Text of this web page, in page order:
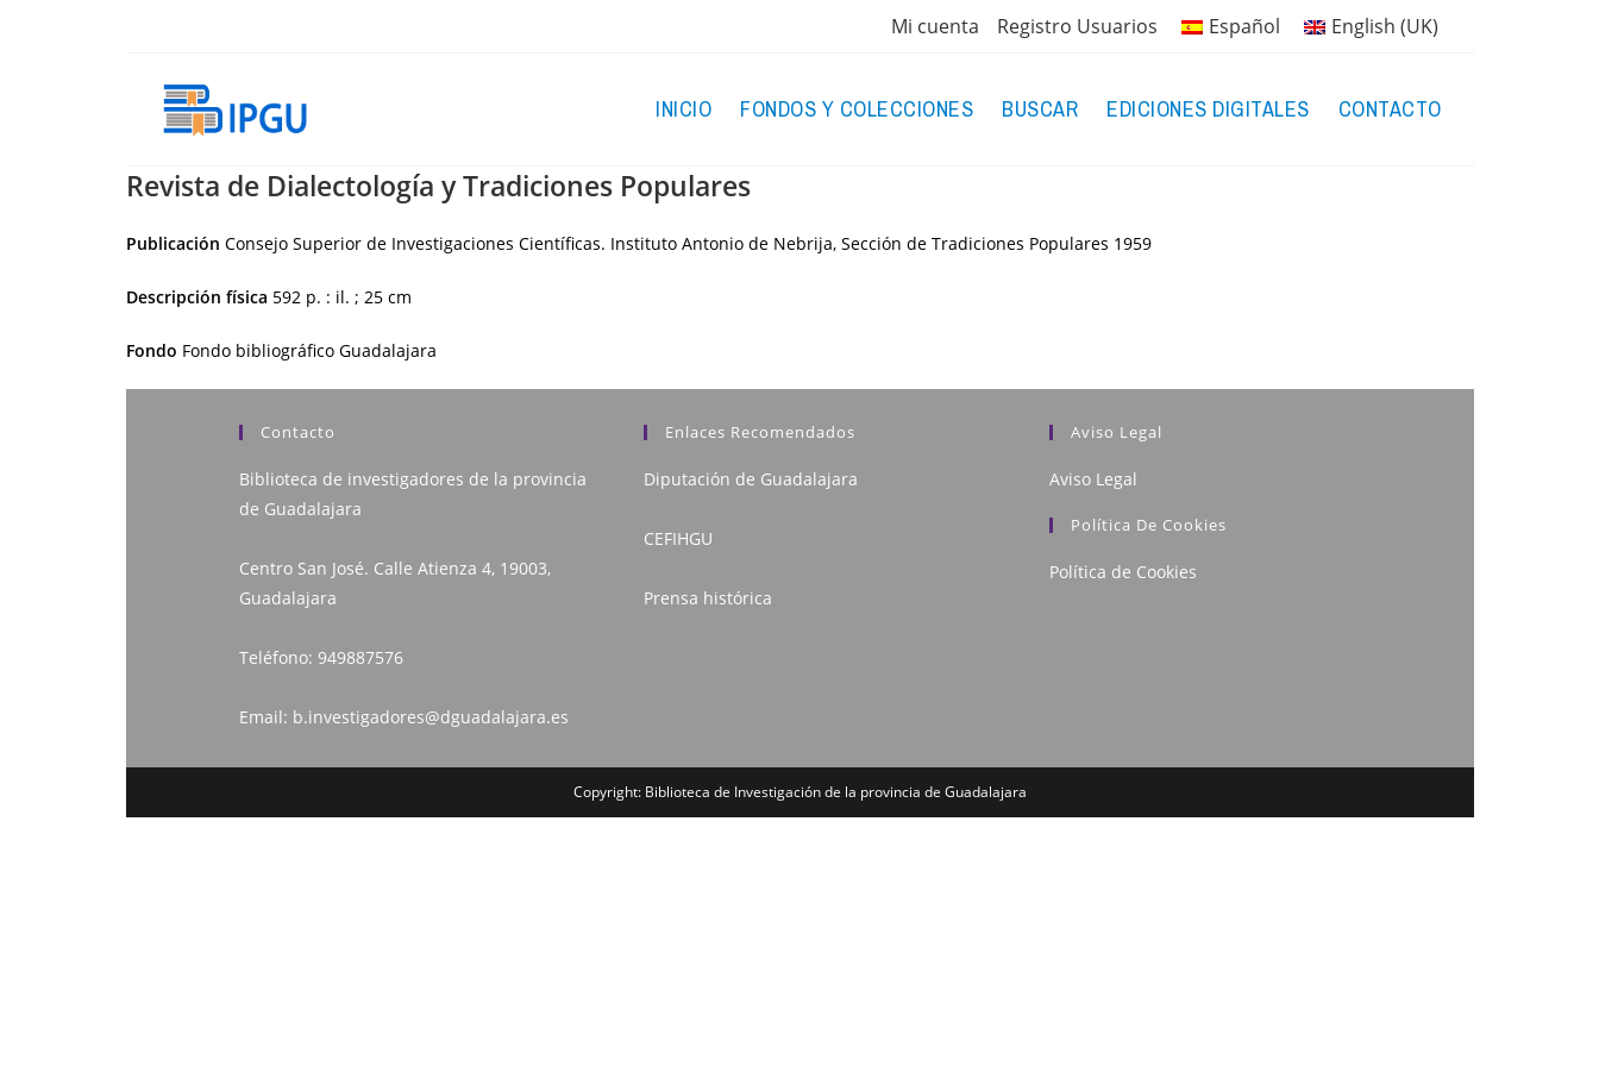
Mi cuenta Registro Usuarios Español English (UK)
INICIO FONDOS Y COLECCIONES BUSCAR EDICIONES DIGITALES CONTACTO
Revista de Dialectología y Tradiciones Populares
Publicación Consejo Superior de Investigaciones Científicas. Instituto Antonio de Nebrija, Sección de Tradiciones Populares 1959
Descripción física 592 p. : il. ; 25 cm
Fondo Fondo bibliográfico Guadalajara
Contacto
Biblioteca de investigadores de la provincia
de Guadalajara
Centro San José. Calle Atienza 4, 19003,
Guadalajara
Teléfono: 949887576
Email: b.investigadores@dguadalajara.es
Enlaces Recomendados
Diputación de Guadalajara
CEFIHGU
Prensa histórica
Aviso Legal
Aviso Legal
Política De Cookies
Política de Cookies
Copyright: Biblioteca de Investigación de la provincia de Guadalajara